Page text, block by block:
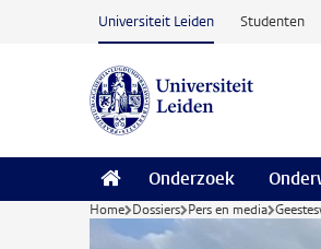
Ga naar hoofdinhoud
Universiteit Leiden Studenten
Onderzoek
Home Dossiers Pers en media